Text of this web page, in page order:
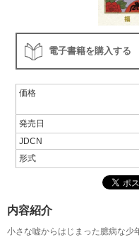
電子書籍を購入する
価格
発売日
JDCN
形式
内容紹介
小さな嘘からはじまった臆病な少